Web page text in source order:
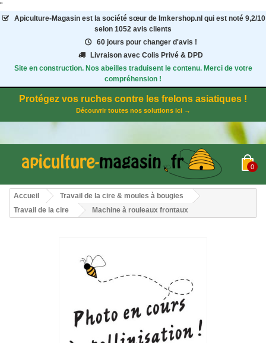
"
Apiculture-Magasinest la société sœur de Imkershop.nl qui est noté 9,2/10
selon 1052 avis clients
60 jours pour changer d'avis !
Livraison avec Colis Privé & DPD
Site en construction. Nos abeilles traduisent le contenu. Merci de votre
compréhension !
Protégez vos ruches contre les frelons asiatiques !
Découvrir toutes nos solutions ici →
0
Accueil
Travail de la cire & moules à bougies
Travail de la cire
Machine à rouleaux frontaux